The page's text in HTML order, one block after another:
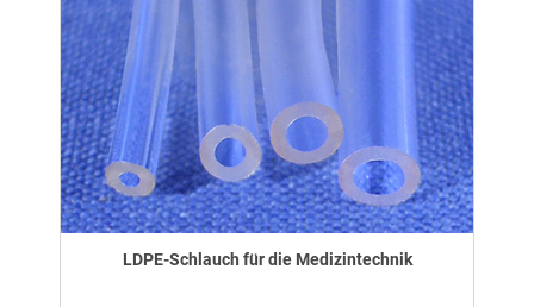
LDPE-Schlauch für die Medizintechnik